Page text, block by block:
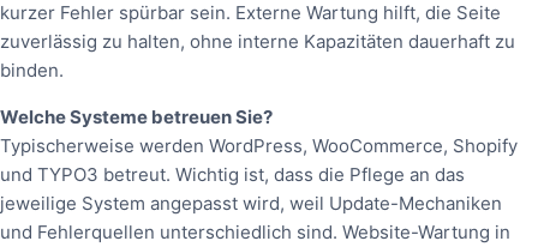
kurzer Fehler spürbar sein. Externe Wartung hilft, die Seite
zuverlässig zu halten, ohne interne Kapazitäten dauerhaft zu
binden.
Welche Systeme betreuen Sie?
Typischerweise werden WordPress, WooCommerce, Shopify
und TYPO3 betreut. Wichtig ist, dass die Pflege an das
jeweilige System angepasst wird, weil Update-Mechaniken
und Fehlerquellen unterschiedlich sind. Website-Wartung in